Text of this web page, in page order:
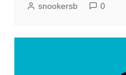
snookersb 0